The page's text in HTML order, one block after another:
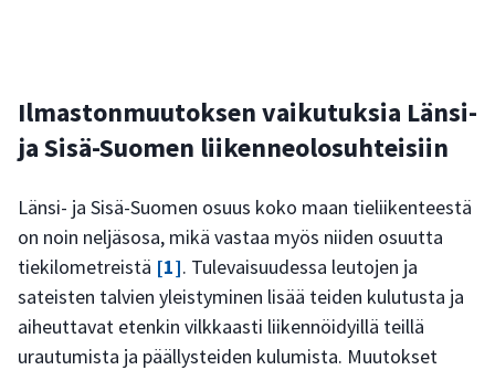
Ilmastonmuutoksen vaikutuksia Länsi-
ja Sisä-Suomen liikenneolosuhteisiin
Länsi- ja Sisä-Suomen osuus koko maan tieliikenteestä
on noin neljäsosa, mikä vastaa myös niiden osuutta
tiekilometreistä [1]. Tulevaisuudessa leutojen ja
sateisten talvien yleistyminen lisää teiden kulutusta ja
aiheuttavat etenkin vilkkaasti liikennöidyillä teillä
urautumista ja päällysteiden kulumista. Muutokset